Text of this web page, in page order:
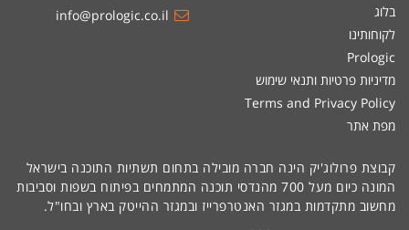
בלוג
לקוחותינו
Prologic
מדיניות פרטיות ותנאי שימוש
Terms and Privacy Policy
מפת אתר
info@prologic.co.il
קבוצת פרולוג'יק הינה חברה מובילה בתחום תשתיות התוכנה בישראל
המונה כיום מעל 700 מהנדסי תוכנה המתמחים בפיתוח בשפות וסביבות
מחשוב מתקדמות במגזר האנטרפרייז ובמגזר ההייטק בארץ ובחו"ל.